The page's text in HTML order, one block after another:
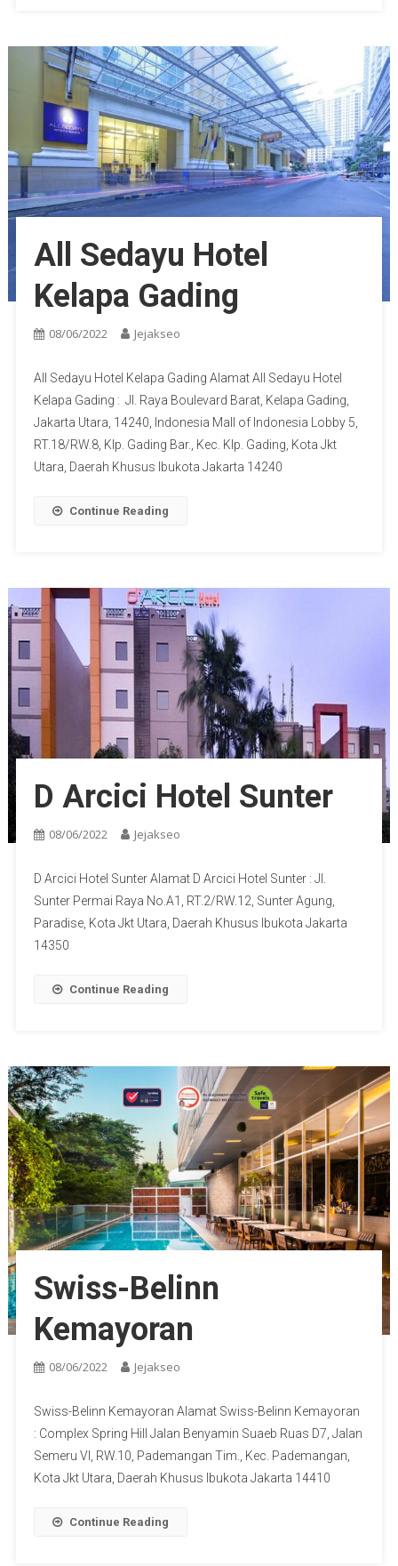
All Sedayu Hotel
Kelapa Gading
08/06/2022 Jejakseo
All Sedayu Hotel Kelapa Gading Alamat All Sedayu Hotel
Kelapa Gading : Jl. Raya Boulevard Barat, Kelapa Gading,
Jakarta Utara, 14240, Indonesia Mall of Indonesia Lobby 5,
RT.18/RW.8, Klp. Gading Bar., Kec. Klp. Gading, Kota Jkt
Utara, Daerah Khusus Ibukota Jakarta 14240
Continue Reading
D Arcici Hotel Sunter
08/06/2022 Jejakseo
D Arcici Hotel Sunter Alamat D Arcici Hotel Sunter : Jl.
Sunter Permai Raya No.A1, RT.2/RW.12, Sunter Agung,
Paradise, Kota Jkt Utara, Daerah Khusus Ibukota Jakarta
14350
Continue Reading
Swiss-Belinn
Kemayoran
08/06/2022 Jejakseo
Swiss-Belinn Kemayoran Alamat Swiss-Belinn Kemayoran
: Complex Spring Hill Jalan Benyamin Suaeb Ruas D7, Jalan
Semeru Vl, RW.10, Pademangan Tim., Kec. Pademangan,
Kota Jkt Utara, Daerah Khusus Ibukota Jakarta 14410
Continue Reading